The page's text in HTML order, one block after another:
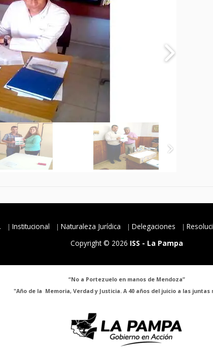
Institucional Naturaleza Jurídica Delegaciones
Copyright © 2026 ISS - La Pampa
“No a Portezuelo en manos de Mendoza”
"Año de la Memoria, Verdad y Justicia. A 40 años del juicio a las juntas